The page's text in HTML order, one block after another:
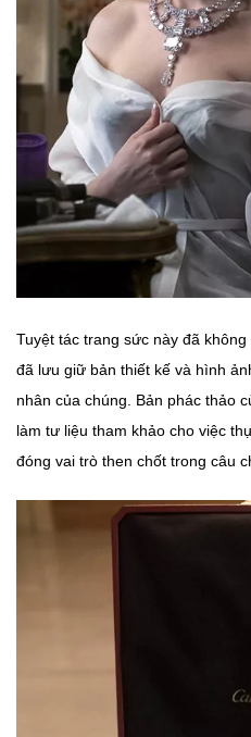
Tuyệt tác trang sức này đã
đã lưu giữ bản thiết kế và hình
nhân của chúng. Bản phác thảo
làm tư liệu tham khảo cho việc
đóng vai trò then chốt trong câu